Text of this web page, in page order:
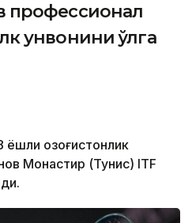
профессионал
унвонини қўлга
қозоғистонлик
Монастир (Тунис) ITF